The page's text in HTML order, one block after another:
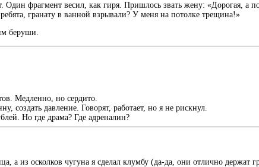
фрагмент весил, как гиря. Пришлось звать жену: «Дорогая, а
гранату в ванной взрывали? У меня на потолке трещина!»
беруши.
Медленно, но сердито.
создать давление. Говорят, работает, но я не рискнул.
Но где драма? Где адреналин?
а из осколков чугуна я сделал клумбу (да-да, они отлично